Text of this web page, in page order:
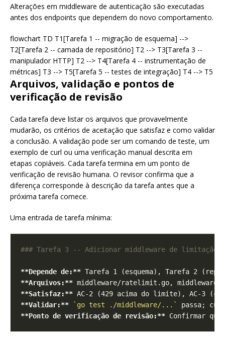
Alterações em middleware de autenticação são executadas
antes dos endpoints que dependem do novo comportamento.
flowchart TD T1[Tarefa 1 -- migração de esquema] -->
T2[Tarefa 2 -- camada de repositório] T2 --> T3[Tarefa 3 --
manipulador HTTP] T2 --> T4[Tarefa 4 -- instrumentação de
métricas] T3 --> T5[Tarefa 5 -- testes de integração] T4 --> T5
Arquivos, validação e pontos de
verificação de revisão
Cada tarefa deve listar os arquivos que provavelmente
mudarão, os critérios de aceitação que satisfaz e como validar
a conclusão. A validação pode ser um comando de teste, um
exemplo de curl ou uma verificação manual descrita em
etapas copiáveis. Cada tarefa termina em um ponto de
verificação de revisão humana. O revisor confirma que a
diferença corresponde à descrição da tarefa antes que a
próxima tarefa comece.
Uma entrada de tarefa mínima:
**Depende de:**
**Arquivos:**
**Satisfaz:**
**Validar:**
`go test ./middleware/...`
**Ponto de verificação de revisão:**